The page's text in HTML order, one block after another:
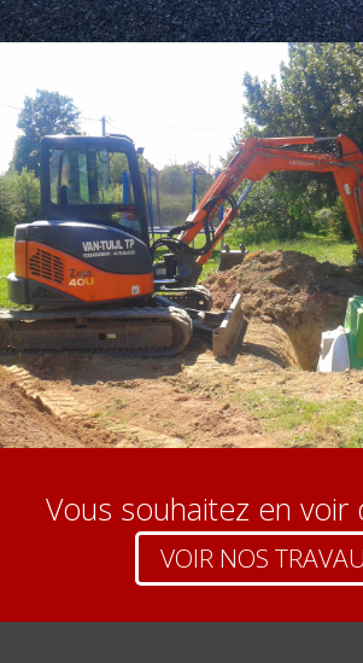
Vous souhaitez en voir
VOIR NOS